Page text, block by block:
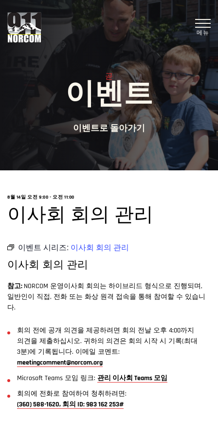
메뉴
곧
이벤트
이벤트로 돌아가기
8월 14일 오전 9:00 -오전 11:00
이사회 회의 관리
이벤트 시리즈: 이사회 회의 관리
이사회 회의 관리
참고: NORCOM 운영이사회 회의는 하이브리드 형식으로 진행되며,
일반인이 직접, 전화 또는 화상 원격 접속을 통해 참여할 수 있습니
다.
회의 전에 공개 의견을 제공하려면 회의 전날 오후 4:00까지
의견을 제출하십시오. 귀하의 의견은 회의 시작 시 기록(최대
3분)에 기록됩니다. 이메일 코멘트:
meetingcomment@norcom.org
Microsoft Teams 모임 링크: 관리 이사회 Teams 모임
회의에 전화로 참여하여 청취하려면:
(360) 588-1620, 회의 ID: 983 162 253#